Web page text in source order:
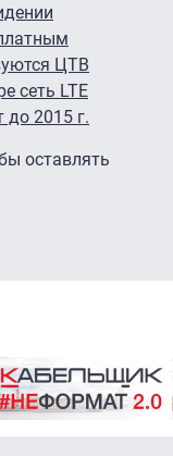
ЦТВ
сеть LTE
до 2015 г.
оставлять